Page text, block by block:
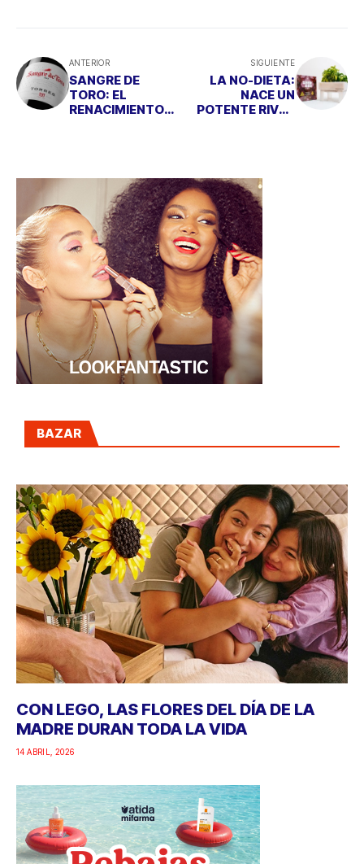
ANTERIOR
SANGRE DE
TORO: EL
RENACIMIENTO
SIGUIENTE
LA NO-DIETA:
NACE UN
POTENTE RIVAL
BAZAR
CON LEGO, LAS FLORES DEL DÍA DE LA
MADRE DURAN TODA LA VIDA
14 ABRIL, 2026